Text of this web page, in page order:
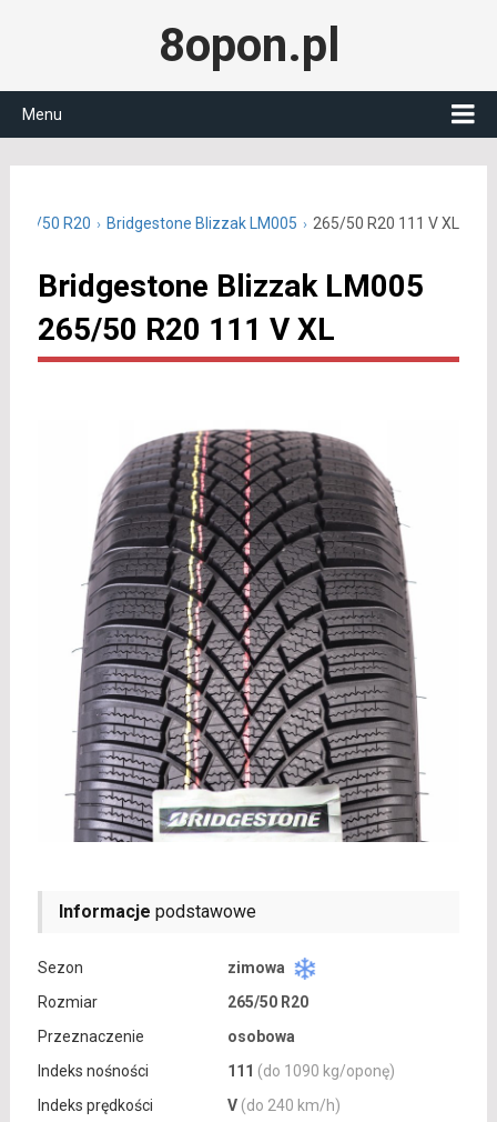
8opon.pl
Menu
265/50 R20 Bridgestone Blizzak LM005 265/50 R20 111 V XL
Bridgestone Blizzak LM005
265/50 R20 111 V XL
Informacje podstawowe
Sezon
zimowa
Rozmiar
265/50 R20
Przeznaczenie
osobowa
Indeks nośności
111 (do 1090 kg/oponę)
Indeks prędkości
V (do 240 km/h)